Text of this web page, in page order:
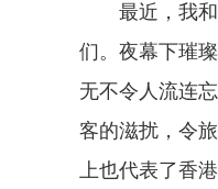
最近，我和
们。夜幕下璀
无不令人流连
客的滋扰，令
上也代表了香